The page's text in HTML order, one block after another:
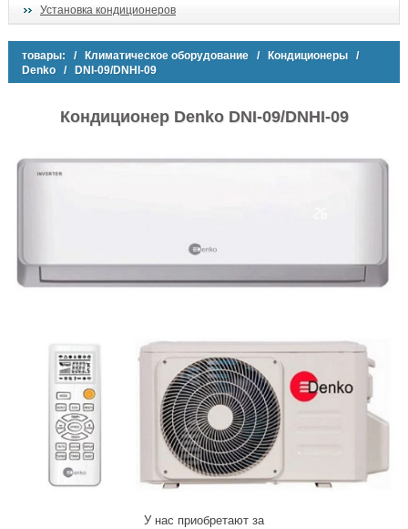
Установка кондиционеров
товары: / Климатическое оборудование / Кондиционеры /
Denko / DNI-09/DNHI-09
Кондиционер Denko DNI-09/DNHI-09
У нас приобретают за